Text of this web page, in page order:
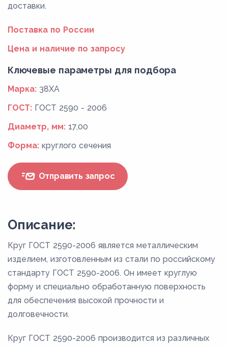
доставки.
Поставка по России
Цена и наличие по запросу
Ключевые параметры для подбора
Марка: 38ХА
ГОСТ: ГОСТ 2590 - 2006
Диаметр, мм: 17,00
Форма: круглого сечения
Отправить запрос
Описание:
Круг ГОСТ 2590-2006 является металлическим
изделием, изготовленным из стали по российскому
стандарту ГОСТ 2590-2006. Он имеет круглую
форму и специально обработанную поверхность
для обеспечения высокой прочности и
долговечности.
Круг ГОСТ 2590-2006 производится из различных